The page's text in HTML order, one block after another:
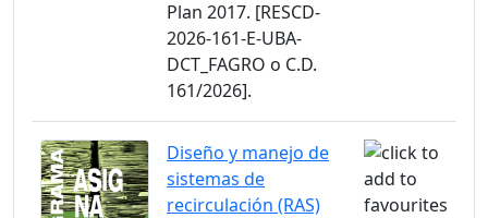
Plan 2017. [RESCD-
2026-161-E-UBA-
DCT_FAGRO o C.D.
161/2026].
Diseño y manejo de
sistemas de
recirculación (RAS)